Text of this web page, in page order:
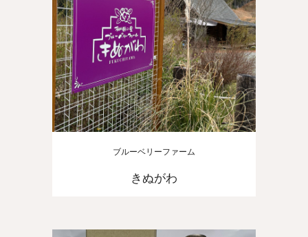
ブルーベリーファーム
きぬがわ